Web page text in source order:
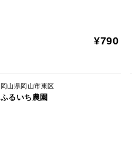
¥790
岡山県岡山市東区
ふるいち農園